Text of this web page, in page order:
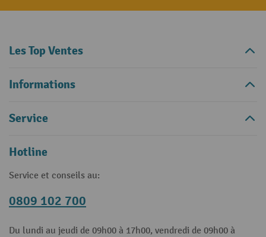
Les Top Ventes
Informations
Service
Hotline
Service et conseils au:
0809 102 700
Du lundi au jeudi de 09h00 à 17h00, vendredi de 09h00 à